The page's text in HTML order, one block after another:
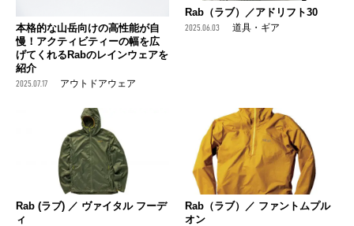
本格的な山岳向けの高性能が自
慢！アクティビティーの幅を広
げてくれるRabのレインウェアを
紹介
2025.07.17 アウトドアウェア
Rab（ラブ）／アドリフト30
2025.06.03 道具・ギア
Rab (ラブ) ／ ヴァイタル フーデ
ィ
Rab（ラブ）／ ファントムプル
オン